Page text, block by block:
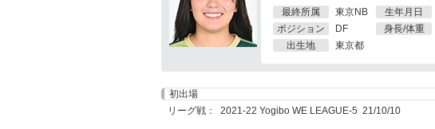
最終所属
東京NB
ポジション
DF
出生地
東京都
生年月日
身長/体重
初出場
リーグ戦： 2021-22 Yogibo WE LEAGUE-5 21/10/10